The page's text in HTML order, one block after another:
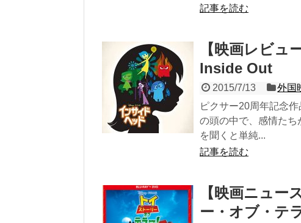
記事を読む
【映画レビュ
Inside Out
2015/7/13 外国
ピクサー20周年記念
の頭の中で、感情た
を聞くと単純...
記事を読む
【映画ニュー
ー・オブ・テ